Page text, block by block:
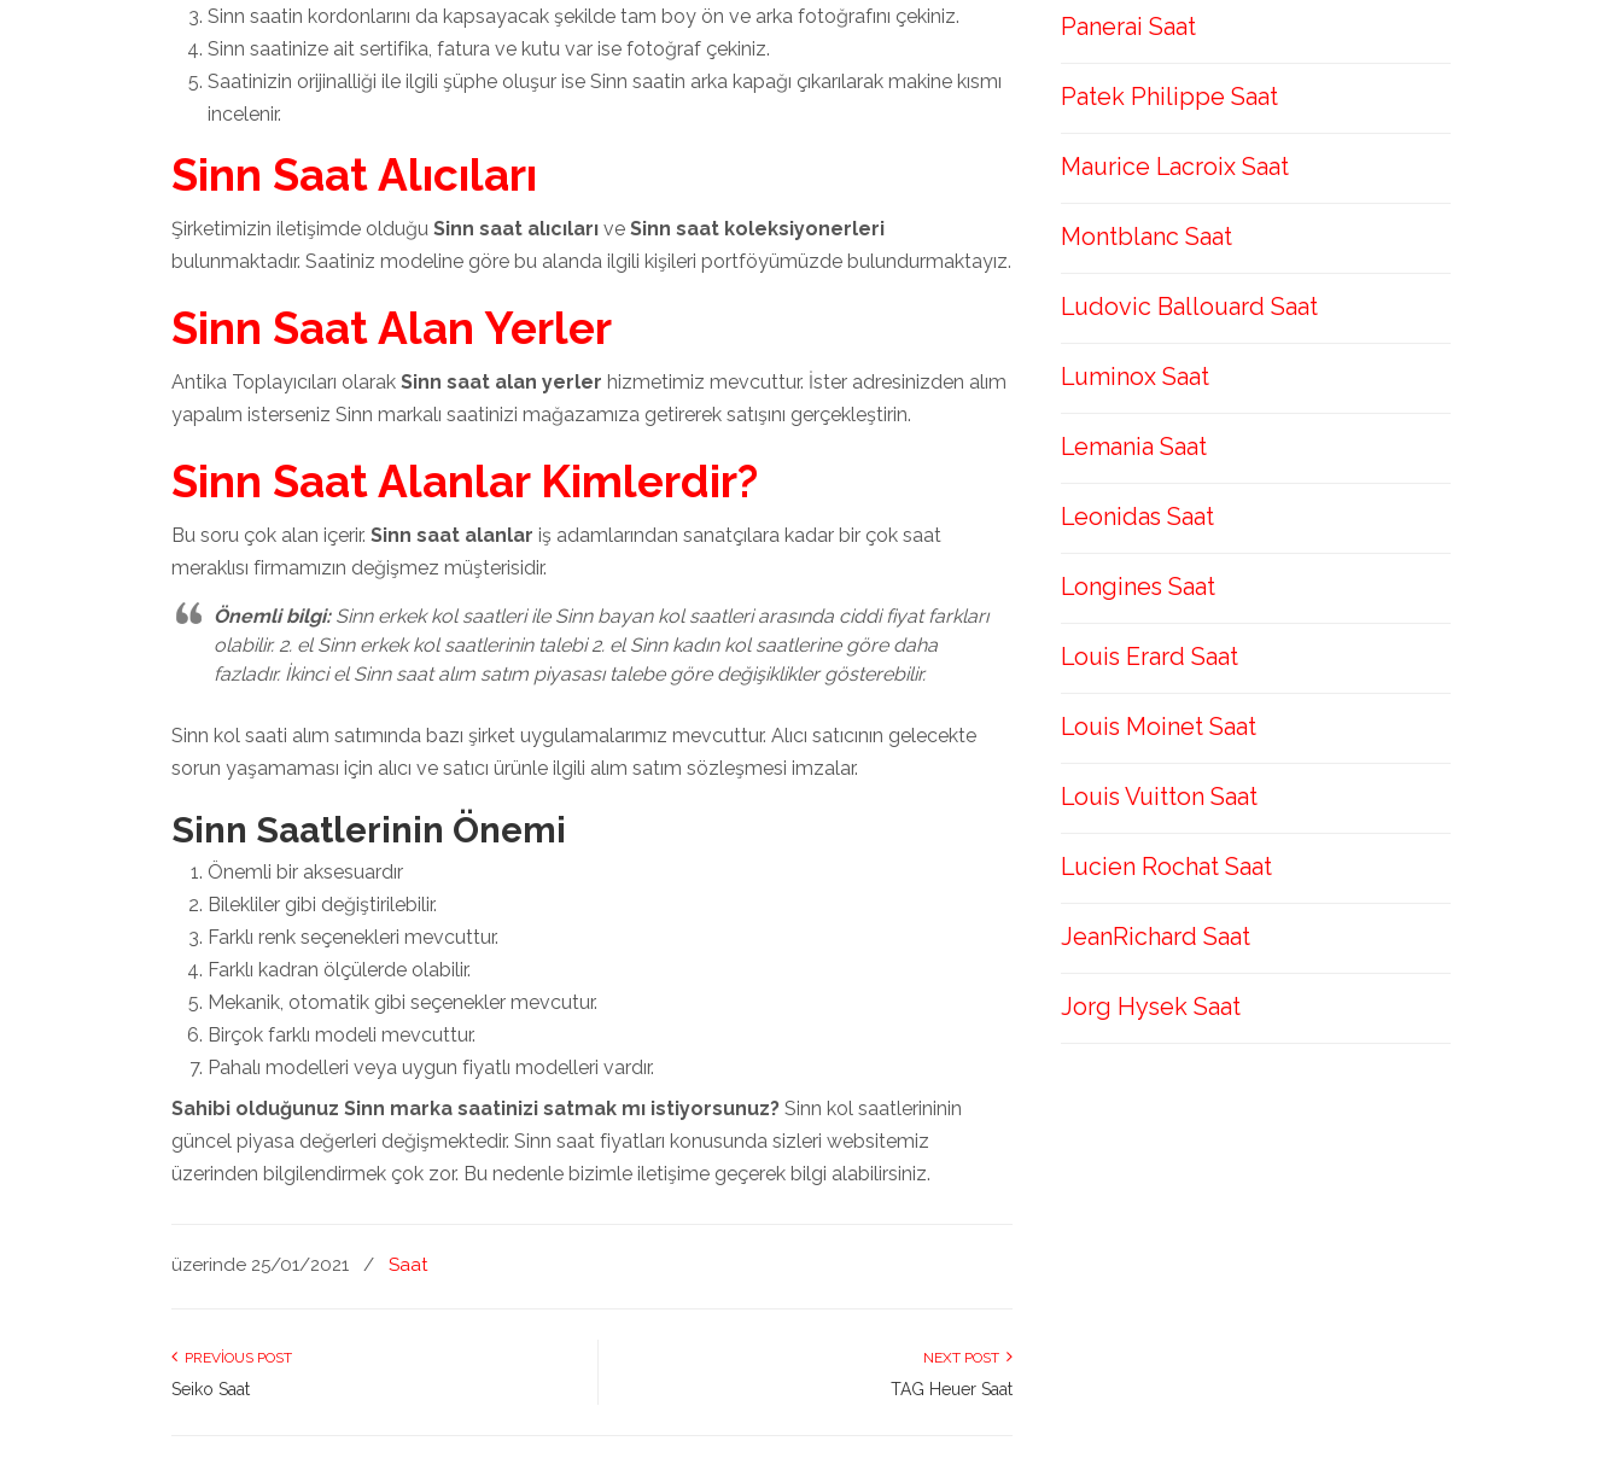
Sinn saatin kordonlarını da kapsayacak şekilde tam boy ön ve arka fotoğrafını çekiniz.
Sinn saatinize ait sertifika, fatura ve kutu var ise fotoğraf çekiniz.
Saatinizin orijinalliği ile ilgili şüphe oluşur ise Sinn saatin arka kapağı çıkarılarak makine kısmı
incelenir.
Sinn Saat Alıcıları
Şirketimizin iletişimde olduğu Sinn saat alıcıları ve Sinn saat koleksiyonerleri
bulunmaktadır. Saatiniz modeline göre bu alanda ilgili kişileri portföyümüzde bulundurmaktayız.
Sinn Saat Alan Yerler
Antika Toplayıcıları olarak Sinn saat alan yerler hizmetimiz mevcuttur. İster adresinizden alım
yapalım isterseniz Sinn markalı saatinizi mağazamıza getirerek satışını gerçekleştirin.
Sinn Saat Alanlar Kimlerdir?
Bu soru çok alan içerir. Sinn saat alanlar iş adamlarından sanatçılara kadar bir çok saat
meraklısı firmamızın değişmez müşterisidir.
Önemli bilgi:Sinn erkek kol saatleri ile Sinn bayan kol saatleri arasında ciddi fiyat farkları
olabilir. 2. el Sinn erkek kol saatlerinin talebi 2. el Sinn kadın kol saatlerine göre daha
fazladır. İkinci el Sinn saat alım satım piyasası talebe göre değişiklikler gösterebilir.
Sinn kol saati alım satımında bazı şirket uygulamalarımız mevcuttur. Alıcı satıcının gelecekte
sorun yaşamaması için alıcı ve satıcı ürünle ilgili alım satım sözleşmesi imzalar.
Sinn Saatlerinin Önemi
Önemli bir aksesuardır
Bilekliler gibi değiştirilebilir.
Farklı renk seçenekleri mevcuttur.
Farklı kadran ölçülerde olabilir.
Mekanik, otomatik gibi seçenekler mevcutur.
Birçok farklı modeli mevcuttur.
Pahalı modelleri veya uygun fiyatlı modelleri vardır.
Sahibi olduğunuz Sinn marka saatinizi satmak mı istiyorsunuz? Sinn kol saatlerininin
güncel piyasa değerleri değişmektedir. Sinn saat fiyatları konusunda sizleri websitemiz
üzerinden bilgilendirmek çok zor. Bu nedenle bizimle iletişime geçerek bilgi alabilirsiniz.
üzerinde 25/01/2021 / Saat
PREVIOUS POST
Seiko Saat
NEXT POST
TAG Heuer Saat
Panerai Saat
Patek Philippe Saat
Maurice Lacroix Saat
Montblanc Saat
Ludovic Ballouard Saat
Luminox Saat
Lemania Saat
Leonidas Saat
Longines Saat
Louis Erard Saat
Louis Moinet Saat
Louis Vuitton Saat
Lucien Rochat Saat
JeanRichard Saat
Jorg Hysek Saat